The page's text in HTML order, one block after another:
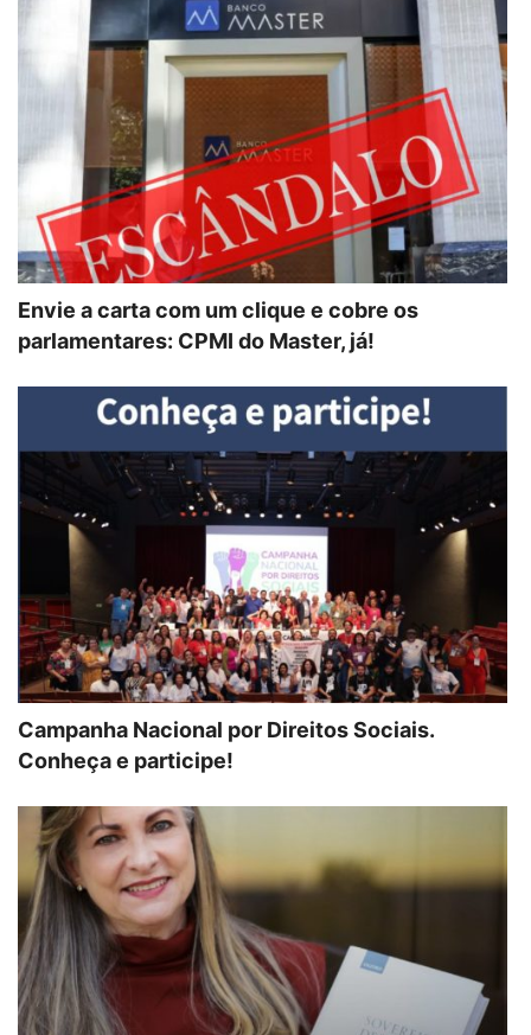
Envie a carta com um clique e cobre os
parlamentares: CPMI do Master, já!
Campanha Nacional por Direitos Sociais.
Conheça e participe!